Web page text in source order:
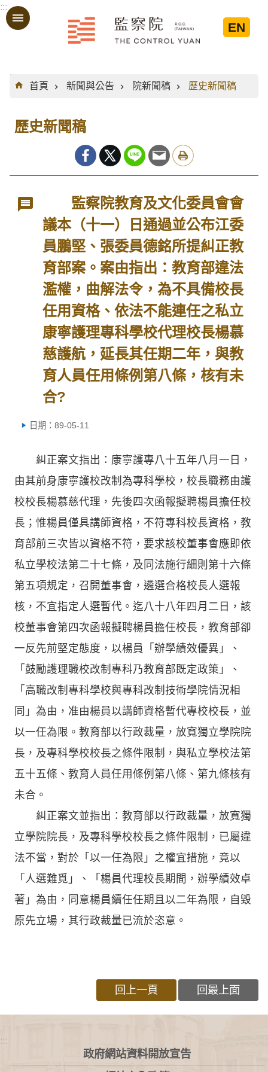
跳到主要內容區塊
:::
EN
:::
首頁
新聞與公告 院新聞稿 歷史新聞稿
歷史新聞稿
監察院教育及文化委員會會
議本（十一）日通過並公布江委
員鵬堅、張委員德銘所提糾正教
育部案。案由指出：教育部違法
濫權，曲解法令，為不具備校長
任用資格、依法不能連任之私立
康寧護理專科學校代理校長楊慕
慈護航，延長其任期二年，與教
育人員任用條例第八條，核有未
合?
日期：89-05-11
糾正案文指出：康寧護專八十五年八月一日，
由其前身康寧護校改制為專科學校，校長職務由護
校校長楊慕慈代理，先後四次函報擬聘楊員擔任校
長；惟楊員僅具講師資格，不符專科校長資格，教
育部前三次皆以資格不符，要求該校董事會應即依
私立學校法第二十七條，及同法施行細則第十六條
第五項規定，召開董事會，遴選合格校長人選報
核，不宜指定人選暫代。迄八十八年四月二日，該
校董事會第四次函報擬聘楊員擔任校長，教育部卻
一反先前堅定態度，以楊員「辦學績效優異」、
「鼓勵護理職校改制專科乃教育部既定政策」、
「高職改制專科學校與專科改制技術學院情況相
同」為由，准由楊員以講師資格暫代專校校長，並
以一任為限。教育部以行政裁量，放寬獨立學院院
長，及專科學校校長之條件限制，與私立學校法第
五十五條、教育人員任用條例第八條、第九條核有
未合。
糾正案文並指出：教育部以行政裁量，放寬獨
立學院院長，及專科學校校長之條件限制，已屬違
法不當，對於「以一任為限」之權宜措施，竟以
「人選難覓」、「楊員代理校長期間，辦學績效卓
著」為由，同意楊員續任任期且以二年為限，自毀
原先立場，其行政裁量已流於恣意。
回上一頁 回最上面
:::
政府網站資料開放宣告